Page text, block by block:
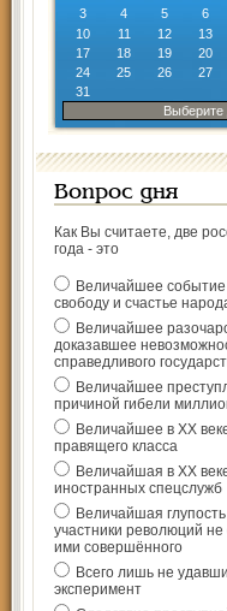
3
4 5 6
10
11 12 13
17
18 19 20
24
25 26 27
31
Выберите
Вопрос дня
Как Вы считаете, две
года - это
Величайшее
свободу и счастье
Величайшее
доказавшее
справедливого
Величайшее
причиной гибели
Величайшее в ХХ
правящего класса
Величайшая в ХХ
иностранных спецслужб
Величайшая
участники революций
ими совершённого
Всего лишь не
эксперимент